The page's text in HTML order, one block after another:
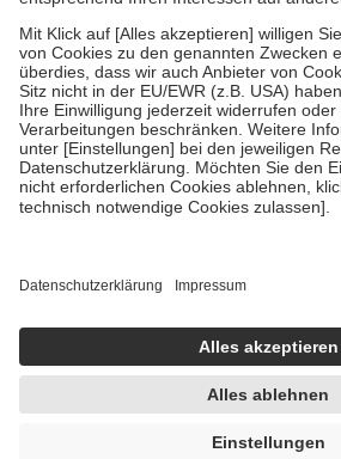
stärken und die besondere Stellung der
fallenkeine Zuzahlungenan bei:
• Kindern und Jugendlichen bis zum
mit Ausnahme der Fahrkosten
• Untersuchungen zur Vorsorge und
GKV getragen werden
• empfohlenen Schutzimpfungen
• Harn- und Blutteststreifen
getroffen, um sicherzustellen, dass es sich
https://help.etrusted.com/hc/de/articles/
Einige Bilder und Inhalte wurden unter